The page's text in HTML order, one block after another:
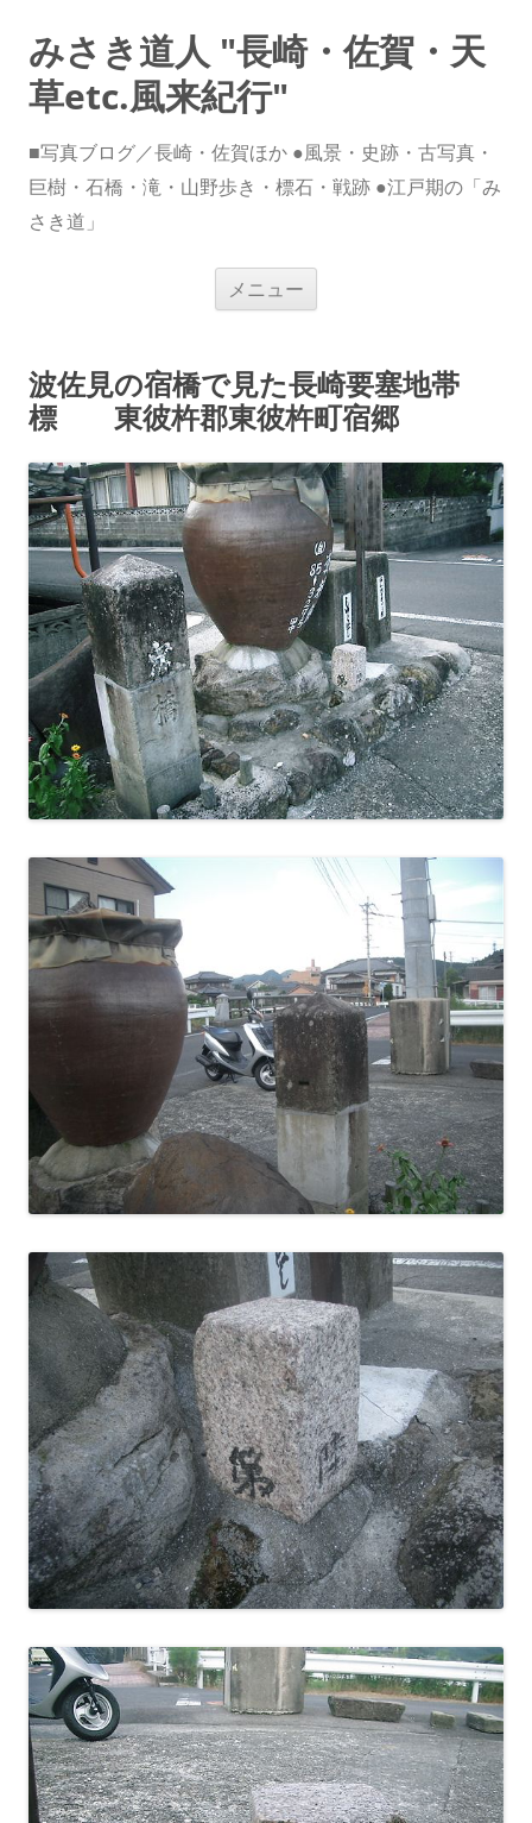
みさき道人 "長崎・佐賀・天
草etc.風来紀行"
■写真ブログ／長崎・佐賀ほか ●風景・史跡・古写真・
巨樹・石橋・滝・山野歩き・標石・戦跡 ●江戸期の「み
さき道」
メニュー
ス
キ
ッ
プ
波佐見の宿橋で見た長崎要塞地帯
標 東彼杵郡東彼杵町宿郷